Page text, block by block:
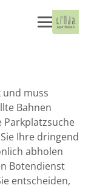
und muss
Bahnen
Parkplatzsuche
Ihre dringend
abholen
Botendienst
entscheiden,